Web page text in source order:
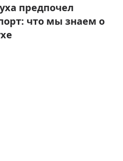
предпочел
что мы знаем о